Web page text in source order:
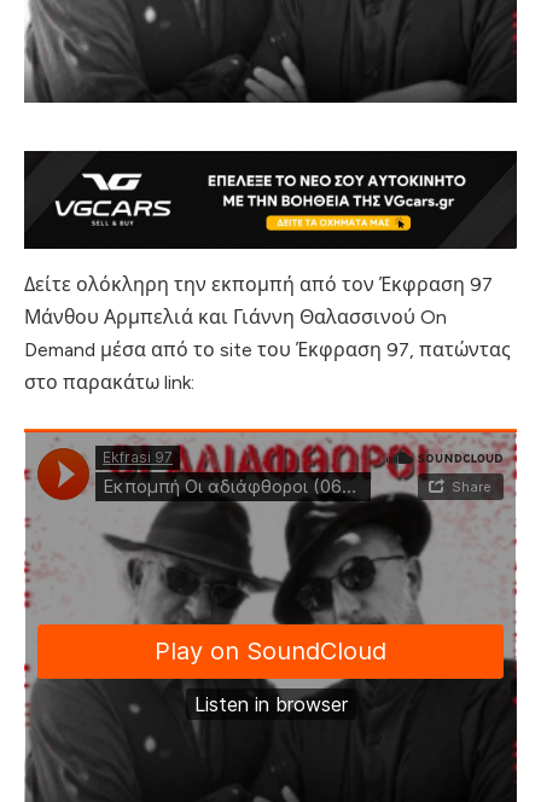
Δείτε ολόκληρη την εκπομπή από τον Έκφραση 97
Μάνθου Αρμπελιά και Γιάννη Θαλασσινού On
Demand μέσα από το site του Έκφραση 97, πατώντας
στο παρακάτω link: